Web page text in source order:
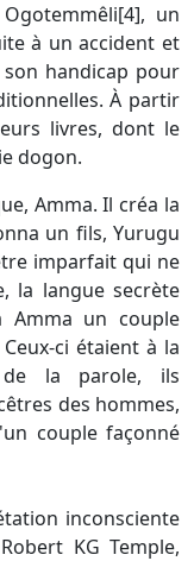
un
à un accident et
handicap pour
À partir
livres, dont le
dogon.
Amma. Il créa la
un fils, Yurugu
imparfait qui ne
la langue secrète
un couple
ci étaient à la
la parole, ils
des hommes,
couple façonné
inconsciente
KG Temple,